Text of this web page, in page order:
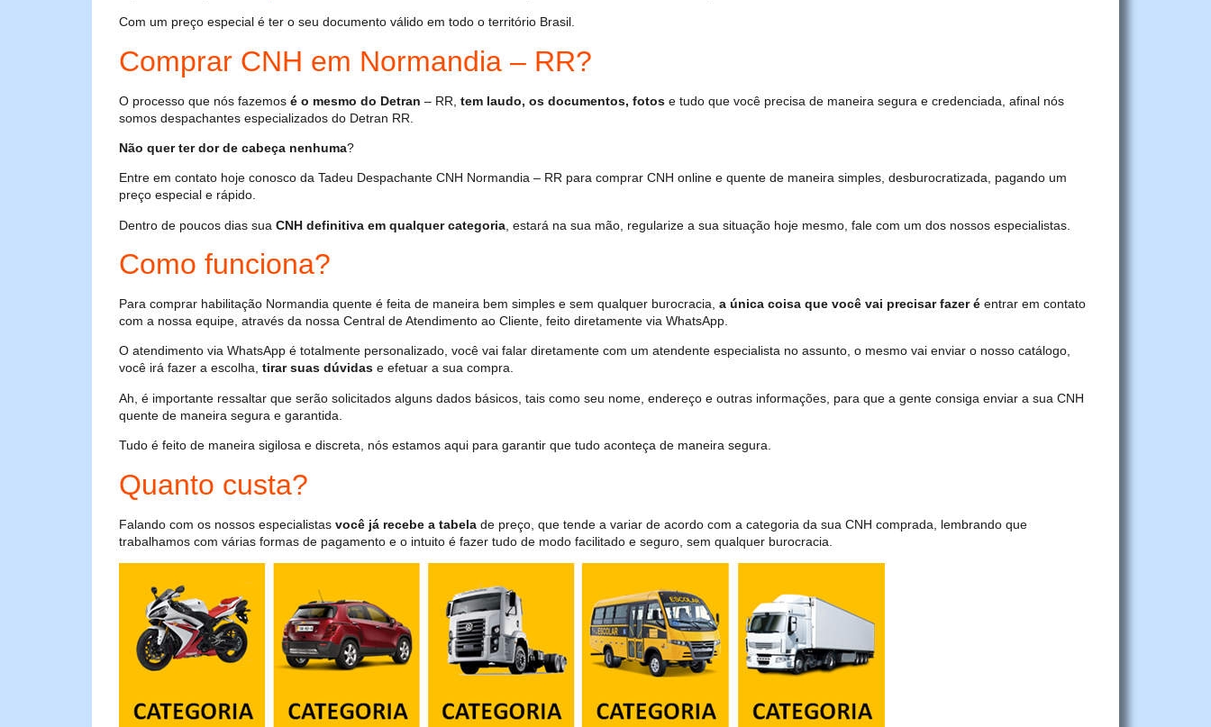
Com um preço especial é ter o seu documento válido em todo o território Brasil.
Comprar CNH em Normandia – RR?
O processo que nós fazemos é o mesmo do Detran – RR, tem laudo, os documentos, fotos e tudo que você precisa de maneira segura e credenciada, afinal nós
somos despachantes especializados do Detran RR.
Não quer ter dor de cabeça nenhuma?
Entre em contato hoje conosco da Tadeu Despachante CNH Normandia – RR para comprar CNH online e quente de maneira simples, desburocratizada, pagando um
preço especial e rápido.
Dentro de poucos dias sua CNH definitiva em qualquer categoria , estará na sua mão, regularize a sua situação hoje mesmo, fale com um dos nossos especialistas.
Como funciona?
Para comprar habilitação Normandia quente é feita de maneira bem simples e sem qualquer burocracia, a única coisa que você vai precisar fazer é entrar em contato
com a nossa equipe, através da nossa Central de Atendimento ao Cliente, feito diretamente via WhatsApp.
O atendimento via WhatsApp é totalmente personalizado, você vai falar diretamente com um atendente especialista no assunto, o mesmo vai enviar o nosso catálogo,
você irá fazer a escolha, tirar suas dúvidas e efetuar a sua compra.
Ah, é importante ressaltar que serão solicitados alguns dados básicos, tais como seu nome, endereço e outras informações, para que a gente consiga enviar a sua CNH
quente de maneira segura e garantida.
Tudo é feito de maneira sigilosa e discreta, nós estamos aqui para garantir que tudo aconteça de maneira segura.
Quanto custa?
Falando com os nossos especialistas você já recebe a tabela de preço, que tende a variar de acordo com a categoria da sua CNH comprada, lembrando que
trabalhamos com várias formas de pagamento e o intuito é fazer tudo de modo facilitado e seguro, sem qualquer burocracia.